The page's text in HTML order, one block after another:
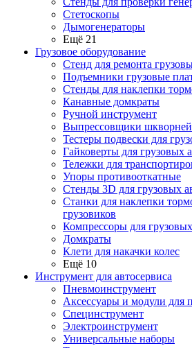
Стетоскопы
Дымогенераторы
Ещё 21
Грузовое оборудование
Стенд для ремонта
Подъемники грузовые
Стенды для наклепки
Канавные домкраты
Ручной инструмент
Выпрессовщики шкворней
Тестеры подвески для
Гайковерты для грузовых
Тележки для
Упоры противооткатные
Стенды 3D для грузовых
Станки для наклепки
грузовиков
Компрессоры для
Домкраты
Клети для накачки колес
Ещё 10
Инструмент для автосервиса
Пневмоинструмент
Аксессуары и модули для
Специнструмент
Электроинструмент
Универсальные наборы